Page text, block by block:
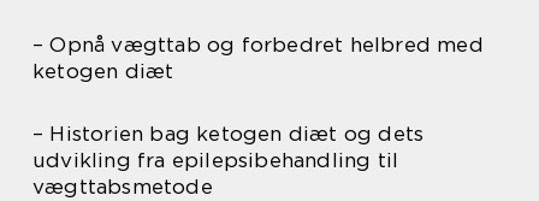
– Opnå vægttab og forbedret helbred med
ketogen diæt
– Historien bag ketogen diæt og dets
udvikling fra epilepsibehandling til
vægttabsmetode